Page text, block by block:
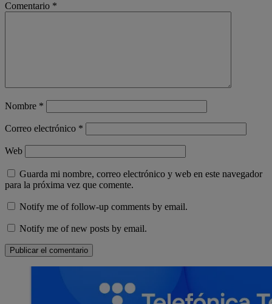
Comentario *
Nombre *
Correo electrónico *
Web
Guarda mi nombre, correo electrónico y web en este navegador
para la próxima vez que comente.
Notify me of follow-up comments by email.
Notify me of new posts by email.